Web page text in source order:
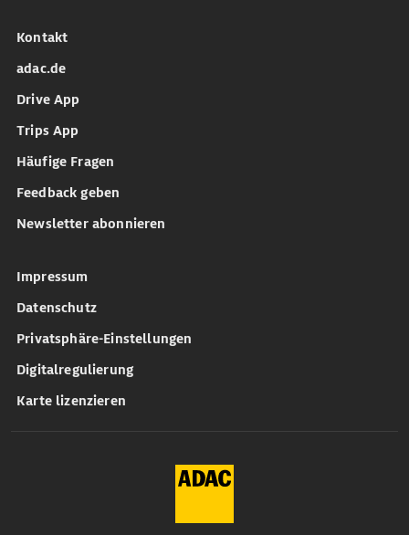
Kontakt
adac.de
Drive App
Trips App
Häufige Fragen
Feedback geben
Newsletter abonnieren
Impressum
Datenschutz
Privatsphäre-Einstellungen
Digitalregulierung
Karte lizenzieren